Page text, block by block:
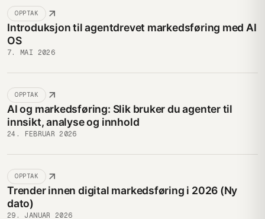
OPPTAK
Introduksjon til agentdrevet markedsføring med AI
OS
7. MAI 2026
OPPTAK
AI og markedsføring: Slik bruker du agenter til
innsikt, analyse og innhold
24. FEBRUAR 2026
OPPTAK
Trender innen digital markedsføring i 2026 (Ny
dato)
29. JANUAR 2026